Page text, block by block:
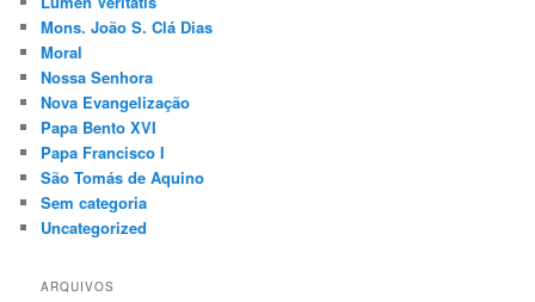
Mons. João S. Clá Dias
Moral
Nossa Senhora
Nova Evangelização
Papa Bento XVI
Papa Francisco I
São Tomás de Aquino
Sem categoria
Uncategorized
ARQUIVOS